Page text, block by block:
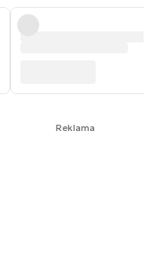
Reklama